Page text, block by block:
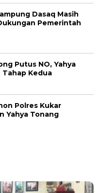
Dasaq Masih
Pemerintah
Putus NO, Yahya
Tahap Kedua
Polres Kukar
Yahya Tonang